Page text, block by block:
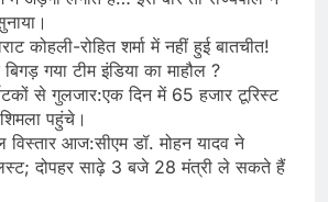
कोहली-रोहित शर्मा में नहीं हुई बातचीत!
गया टीम इंडिया का माहौल ?
से गुलजार:एक दिन में 65 हजार टूरिस्ट
पहुंचे।
आज:सीएम डॉ. मोहन यादव ने
दोपहर साढ़े 3 बजे 28 मंत्री ले सकते हैं